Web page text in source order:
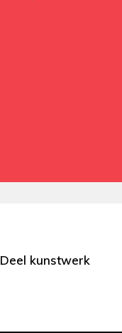
Deel kunstwerk